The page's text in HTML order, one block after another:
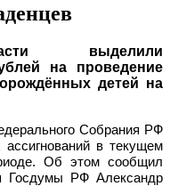
выделили
на проведение
детей на
Собрания РФ
в текущем
Об этом сообщил
Госдумы РФ Александр